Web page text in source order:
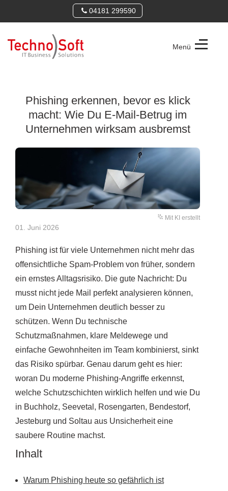
04181 299590
Menü
Phishing erkennen, bevor es klick
macht: Wie Du E-Mail-Betrug im
Unternehmen wirksam ausbremst
Mit KI erstellt
01. Juni 2026
Phishing ist für viele Unternehmen nicht mehr das
offensichtliche Spam-Problem von früher, sondern
ein ernstes Alltagsrisiko. Die gute Nachricht: Du
musst nicht jede Mail perfekt analysieren können,
um Dein Unternehmen deutlich besser zu
schützen. Wenn Du technische
Schutzmaßnahmen, klare Meldewege und
einfache Gewohnheiten im Team kombinierst, sinkt
das Risiko spürbar. Genau darum geht es hier:
woran Du moderne Phishing-Angriffe erkennst,
welche Schutzschichten wirklich helfen und wie Du
in Buchholz, Seevetal, Rosengarten, Bendestorf,
Jesteburg und Soltau aus Unsicherheit eine
saubere Routine machst.
Inhalt
Warum Phishing heute so gefährlich ist